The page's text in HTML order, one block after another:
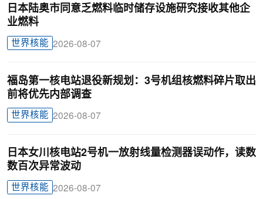
日本陆奥市同意乏燃料临时储存设施研究接收其他企
业燃料
世界核能 2026-08-07
福岛第一核电站退役新规划：3号机组核燃料碎片取出
前将优先内部调查
世界核能 2026-08-07
日本女川核电站2号机一放射线量检测器误动作，读数
数百次异常波动
世界核能 2026-08-07